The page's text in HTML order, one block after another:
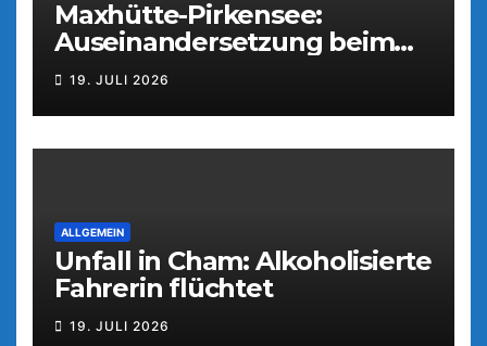
Maxhütte-Pirkensee:
Auseinandersetzung beim
Parkfest
19. JULI 2026
ALLGEMEIN
Unfall in Cham: Alkoholisierte
Fahrerin flüchtet
19. JULI 2026